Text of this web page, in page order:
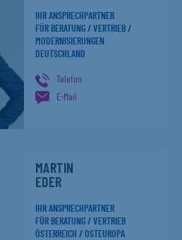
IHR ANSPRECHPARTNER
FÜR BERATUNG / VERTRIEB /
MODERNISIERUNGEN
DEUTSCHLAND
Telefon
E-Mail
MARTIN
EDER
IHR ANSPRECHPARTNER
FÜR BERATUNG / VERTRIEB
ÖSTERREICH / OSTEUROPA